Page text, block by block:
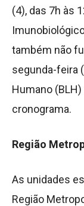
(4), das 7h às
também não
segunda-feira
Humano
cronograma.
Região
As unidades
Região